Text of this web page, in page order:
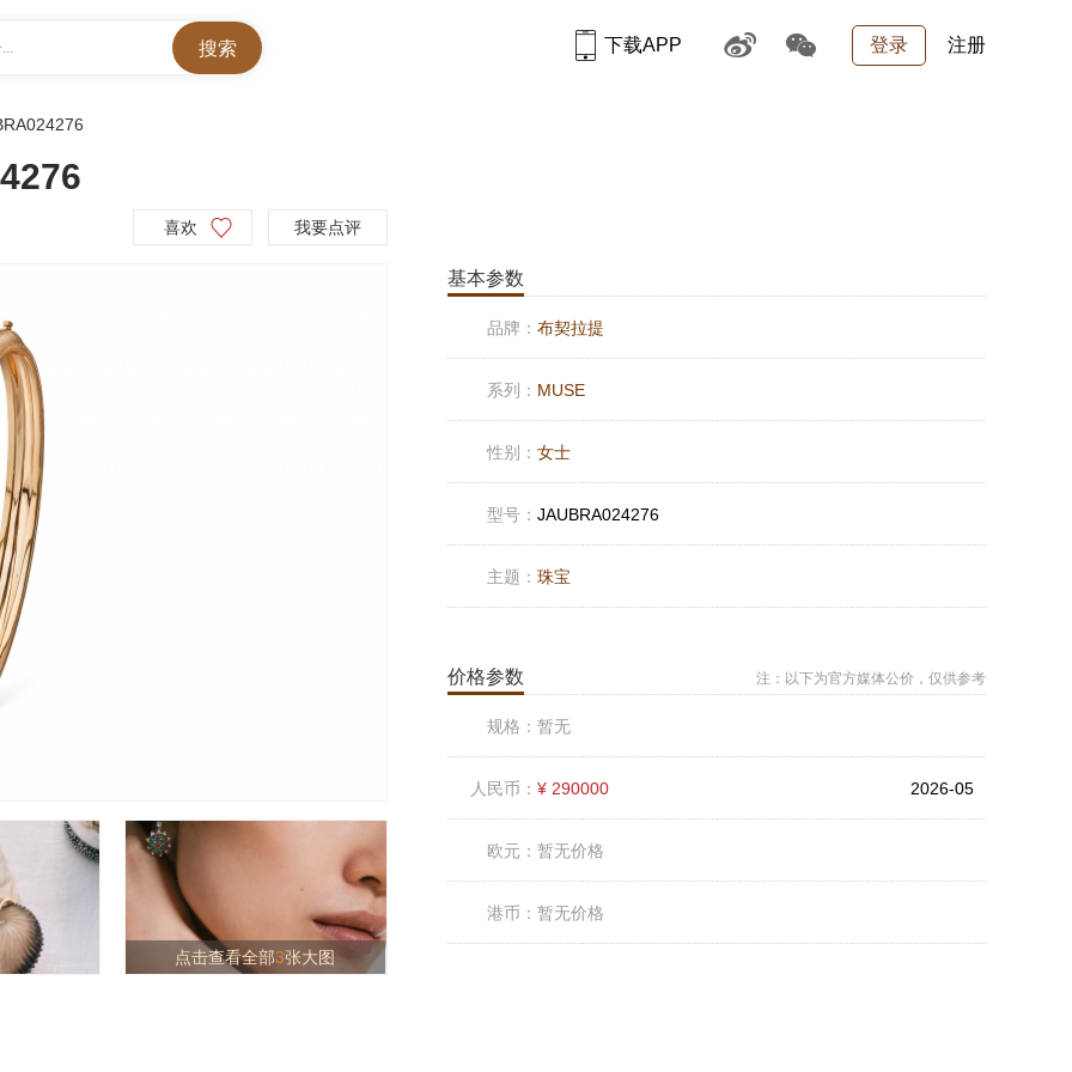
登录 注册
下载APP
喜欢 我要点评
点击查看全部3张大图
基本参数
品牌： 布契拉提
系列： MUSE
性别： 女士
型号： JAUBRA024276
主题： 珠宝
价格参数 注：以下为官方媒体公价，仅供参考
规格： 暂无
人民币： ¥ 290000 2026-05
欧元： 暂无价格
港币： 暂无价格